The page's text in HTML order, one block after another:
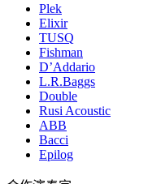
Plek
Elixir
TUSQ
Fishman
D’Addario
L.R.Baggs
Double
Rusi Acoustic
ABB
Bacci
Epilog